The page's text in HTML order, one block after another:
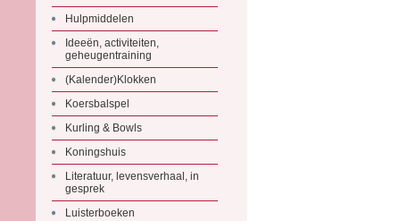
Hulpmiddelen
Ideeën, activiteiten,
geheugentraining
(Kalender)Klokken
Koersbalspel
Kurling & Bowls
Koningshuis
Literatuur, levensverhaal, in
gesprek
Luisterboeken